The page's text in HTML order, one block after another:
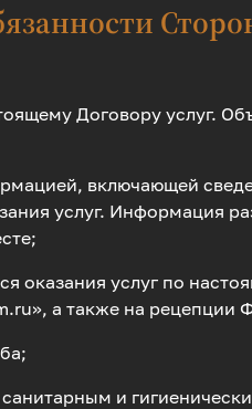
Договору услуг.
включающей
услуг. Информация
услуг по
а также на рецепции
и